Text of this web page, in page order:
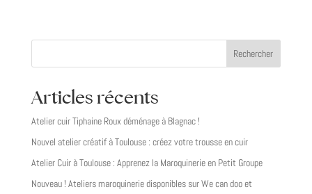
Rechercher
Articles récents
Atelier cuir Tiphaine Roux déménage à Blagnac !
Nouvel atelier créatif à Toulouse : créez votre trousse en cuir
Atelier Cuir à Toulouse : Apprenez la Maroquinerie en Petit Groupe
Nouveau ! Ateliers maroquinerie disponibles sur We can doo et